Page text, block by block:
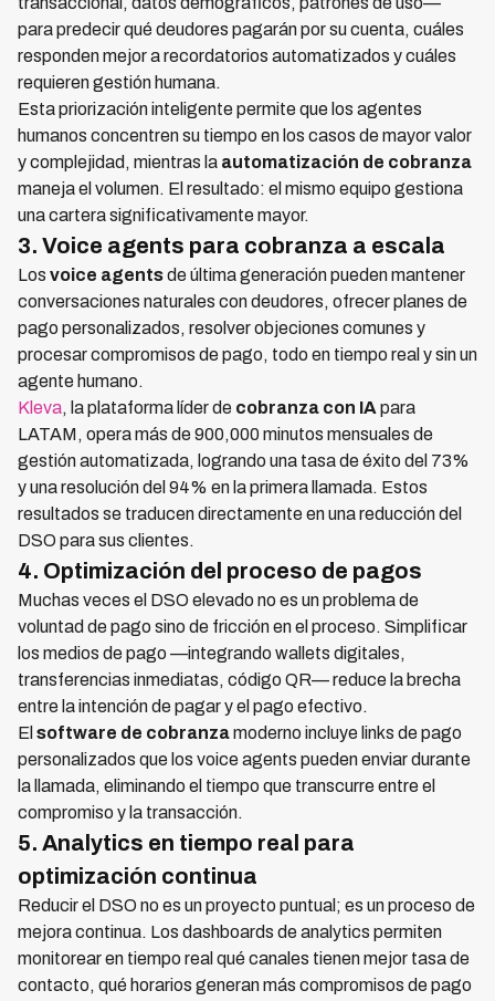
para predecir qué deudores pagarán por su cuenta, cuáles
responden mejor a recordatorios automatizados y cuáles
requieren gestión humana.
Esta priorización inteligente permite que los agentes
humanos concentren su tiempo en los casos de mayor valor
y complejidad, mientras la automatización de cobranza
maneja el volumen. El resultado: el mismo equipo gestiona
una cartera significativamente mayor.
3. Voice agents para cobranza a escala
Los voice agentsde última generación pueden mantener
conversaciones naturales con deudores, ofrecer planes de
pago personalizados, resolver objeciones comunes y
procesar compromisos de pago, todo en tiempo real y sin un
agente humano.
Kleva, la plataforma líder de cobranza con IA para
LATAM, opera más de 900,000 minutos mensuales de
gestión automatizada, logrando una tasa de éxito del 73%
y una resolución del 94% en la primera llamada. Estos
resultados se traducen directamente en una reducción del
DSO para sus clientes.
4. Optimización del proceso de pagos
Muchas veces el DSO elevado no es un problema de
voluntad de pago sino de fricción en el proceso. Simplificar
los medios de pago —integrando wallets digitales,
transferencias inmediatas, código QR— reduce la brecha
entre la intención de pagar y el pago efectivo.
El software de cobranzamoderno incluye links de pago
personalizados que los voice agents pueden enviar durante
la llamada, eliminando el tiempo que transcurre entre el
compromiso y la transacción.
5. Analytics en tiempo real para
optimización continua
Reducir el DSO no es un proyecto puntual; es un proceso de
mejora continua. Los dashboards de analytics permiten
monitorear en tiempo real qué canales tienen mejor tasa de
contacto, qué horarios generan más compromisos de pago